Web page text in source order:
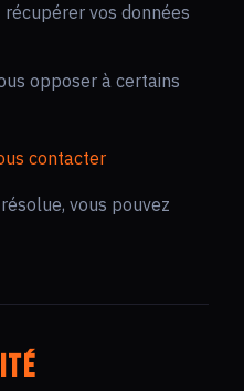
vos données
opposer à certains
contacter
vous pouvez